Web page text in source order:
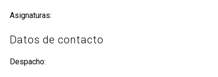
Asignaturas:
Datos de contacto
Despacho: